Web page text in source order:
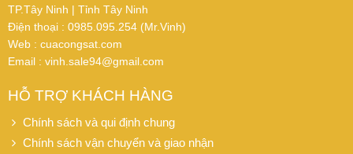
TP.Tây Ninh | Tỉnh Tây Ninh
Điện thoại : 0985.095.254 (Mr.Vinh)
Web : cuacongsat.com
Email : vinh.sale94@gmail.com
HỖ TRỢ KHÁCH HÀNG
Chính sách và qui định chung
Chính sách vận chuyển và giao nhận